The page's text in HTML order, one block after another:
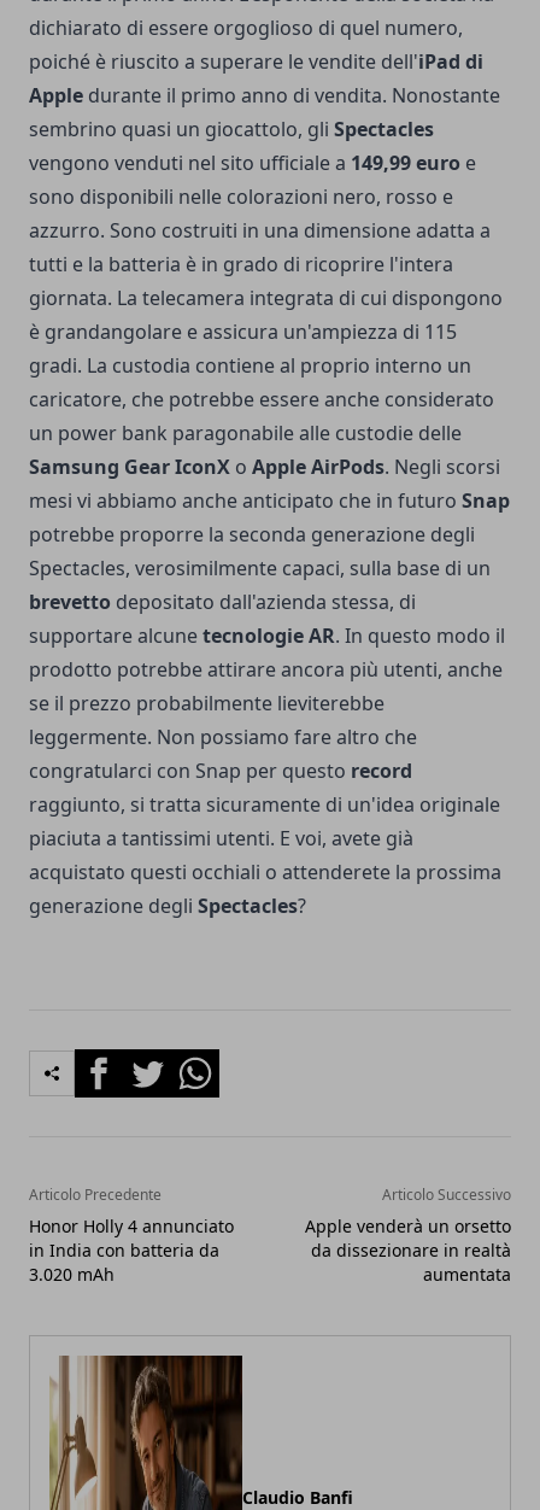
dichiarato di essere orgoglioso di quel numero,
poiché è riuscito a superare le vendite dell'iPad di
Apple durante il primo anno di vendita. Nonostante
sembrino quasi un giocattolo, gli Spectacles
vengono venduti nel sito ufficialea 149,99 euro e
sono disponibili nelle colorazioni nero, rosso e
azzurro. Sono costruiti in una dimensione adatta a
tutti e la batteria è in grado di ricoprire l'intera
giornata. La telecamera integrata di cui dispongono
è grandangolare e assicura un'ampiezza di 115
gradi. La custodia contiene al proprio interno un
caricatore, che potrebbe essere anche considerato
un power bank paragonabile alle custodie delle
Samsung Gear IconX o Apple AirPods. Negli scorsi
mesi vi abbiamo anche anticipato che in futuro Snap
potrebbe proporre la seconda generazione degli
Spectacles, verosimilmente capaci, sulla base di un
brevetto depositato dall'azienda stessa, di
supportare alcunetecnologie AR. In questo modo il
prodotto potrebbe attirare ancora più utenti, anche
se il prezzo probabilmente lieviterebbe
leggermente. Non possiamo fare altro che
congratularci con Snap per questo record
raggiunto, si tratta sicuramente di un'idea originale
piaciuta a tantissimi utenti. E voi, avete già
acquistato questi occhiali o attenderete la prossima
generazione degli Spectacles?
FacebookTwitterWhatsapp
Articolo Precedente
Honor Holly 4 annunciato
in India con batteria da
3.020 mAh
Articolo Successivo
Apple venderà un orsetto
da dissezionare in realtà
aumentata
Claudio Banfi